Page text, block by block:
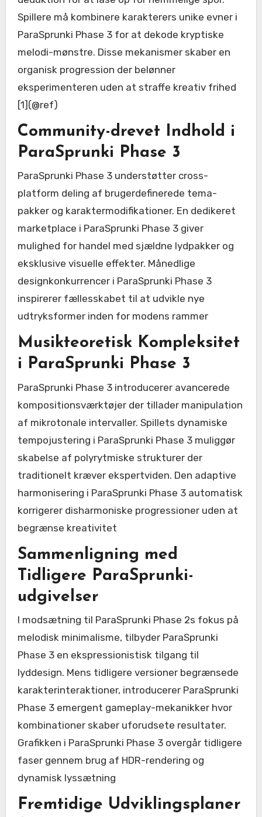
Spillere må kombinere karakterers unike evner i
ParaSprunki Phase 3 for at dekode kryptiske
melodi-mønstre. Disse mekanismer skaber en
organisk progression der belønner
eksperimenteren uden at straffe kreativ frihed
[1](@ref)
Community-drevet Indhold i
ParaSprunki Phase 3
ParaSprunki Phase 3 understøtter cross-
platform deling af brugerdefinerede tema-
pakker og karaktermodifikationer. En dedikeret
marketplace i ParaSprunki Phase 3 giver
mulighed for handel med sjældne lydpakker og
eksklusive visuelle effekter. Månedlige
designkonkurrencer i ParaSprunki Phase 3
inspirerer fællesskabet til at udvikle nye
udtryksformer inden for modens rammer
Musikteoretisk Kompleksitet
i ParaSprunki Phase 3
ParaSprunki Phase 3 introducerer avancerede
kompositionsværktøjer der tillader manipulation
af mikrotonale intervaller. Spillets dynamiske
tempojustering i ParaSprunki Phase 3 muliggør
skabelse af polyrytmiske strukturer der
traditionelt kræver ekspertviden. Den adaptive
harmonisering i ParaSprunki Phase 3 automatisk
korrigerer disharmoniske progressioner uden at
begrænse kreativitet
Sammenligning med
Tidligere ParaSprunki-
udgivelser
I modsætning til ParaSprunki Phase 2s fokus på
melodisk minimalisme, tilbyder ParaSprunki
Phase 3 en ekspressionistisk tilgang til
lyddesign. Mens tidligere versioner begrænsede
karakterinteraktioner, introducerer ParaSprunki
Phase 3 emergent gameplay-mekanikker hvor
kombinationer skaber uforudsete resultater.
Grafikken i ParaSprunki Phase 3 overgår tidligere
faser gennem brug af HDR-rendering og
dynamisk lyssætning
Fremtidige Udviklingsplaner